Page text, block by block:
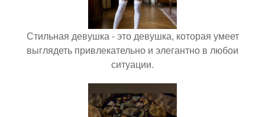
Стильная девушка - это девушка, которая умеет
выглядеть привлекательно и элегантно в любои
ситуации.